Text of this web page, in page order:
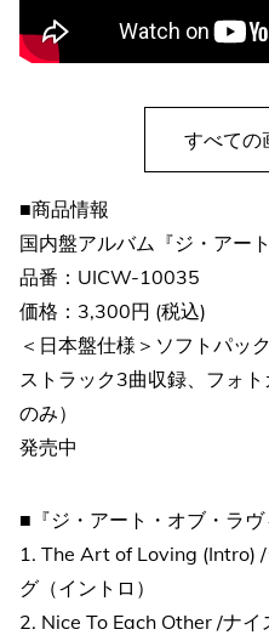
すべての
■商品情報
国内盤アルバム『ジ・アー
品番：UICW-10035
価格：3,300円 (税込)
＜日本盤仕様＞ソフトパッ
ストラック3曲収録、フォ
のみ）
発売中
■『ジ・アート・オブ・ラ
1. The Art of Loving (Intro)
グ（イントロ）
2. Nice To Each Other /ナ